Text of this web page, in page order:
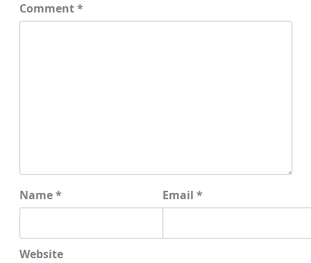
Comment*
Name* Email *
Website